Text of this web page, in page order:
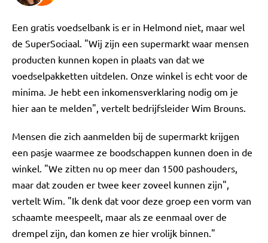
Een gratis voedselbank is er in Helmond niet, maar wel
de SuperSociaal. "Wij zijn een supermarkt waar mensen
producten kunnen kopen in plaats van dat we
voedselpakketten uitdelen. Onze winkel is echt voor de
minima. Je hebt een inkomensverklaring nodig om je
hier aan te melden", vertelt bedrijfsleider Wim Brouns.
Mensen die zich aanmelden bij de supermarkt krijgen
een pasje waarmee ze boodschappen kunnen doen in de
winkel. "We zitten nu op meer dan 1500 pashouders,
maar dat zouden er twee keer zoveel kunnen zijn",
vertelt Wim. "Ik denk dat voor deze groep een vorm van
schaamte meespeelt, maar als ze eenmaal over de
drempel zijn, dan komen ze hier vrolijk binnen."